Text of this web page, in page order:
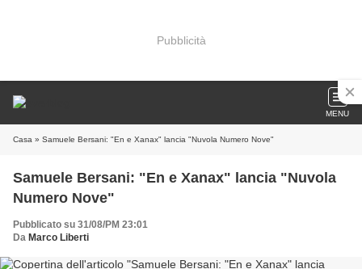
Pubblicità
MENU
Casa » Samuele Bersani: "En e Xanax" lancia "Nuvola Numero Nove"
Samuele Bersani: "En e Xanax" lancia "Nuvola
Numero Nove"
Pubblicato su 31/08/PM 23:01
Da Marco Liberti